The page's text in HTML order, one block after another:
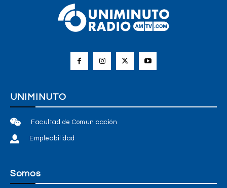
UNIMINUTO
Facultad de Comunicación
Empleabilidad
Somos